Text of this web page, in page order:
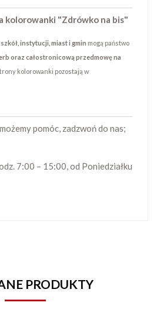
kolorowanki "Zdrówko na bis"
szkół, instytucji, miast i gmin mogą państwo
oraz całostronicową przedmowę na
kolorowanki pozostają w
pomóc, zadzwoń do nas;
7:00 – 15:00, od Poniedziałku
PRODUKTY